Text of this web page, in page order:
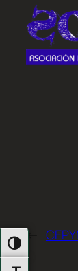
Alternar Alto
←